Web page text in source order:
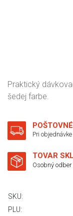
Praktický
šedej farbe.
Pri
TOVAR
Osobný odber
SKU:
PLU: